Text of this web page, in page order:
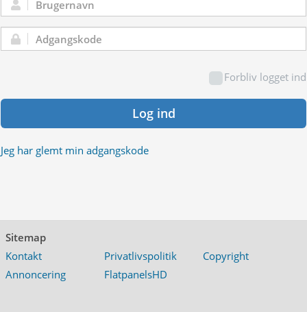
Brugernavn:
Adgangskode:
Forbliv logget ind
Log ind
Jeg har glemt min adgangskode
Sitemap
Kontakt
Privatlivspolitik
Copyright
Annoncering
FlatpanelsHD